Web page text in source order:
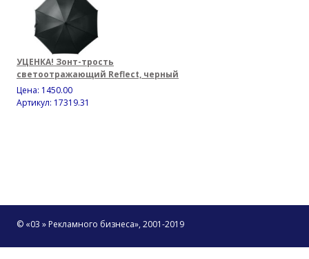
УЦЕНКА! Зонт-трость
светоотражающий Reflect, черный
Цена: 1450.00
Артикул: 17319.31
© «03 » Рекламного бизнеса», 2001-2019